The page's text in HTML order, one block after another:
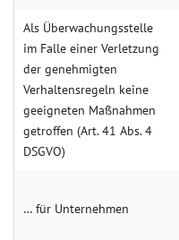
Als Überwachungsstelle
im Falle einer Verletzung
der genehmigten
Verhaltensregeln keine
geeigneten Maßnahmen
getroffen (Art. 41 Abs. 4
DSGVO)
… für Unternehmen